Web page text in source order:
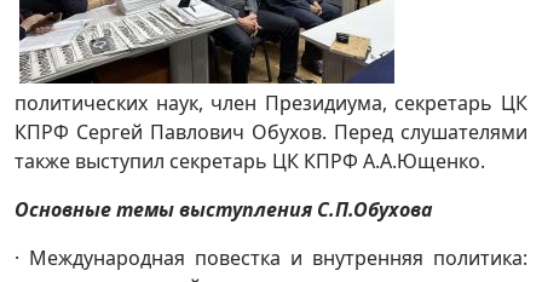
политических наук, член Президиума, секретарь ЦК
КПРФ Сергей Павлович Обухов. Перед слушателями
также выступил секретарь ЦК КПРФ А.А.Ющенко.
Основные темы выступления С.П.Обухова
· Международная повестка и внутренняя политика: